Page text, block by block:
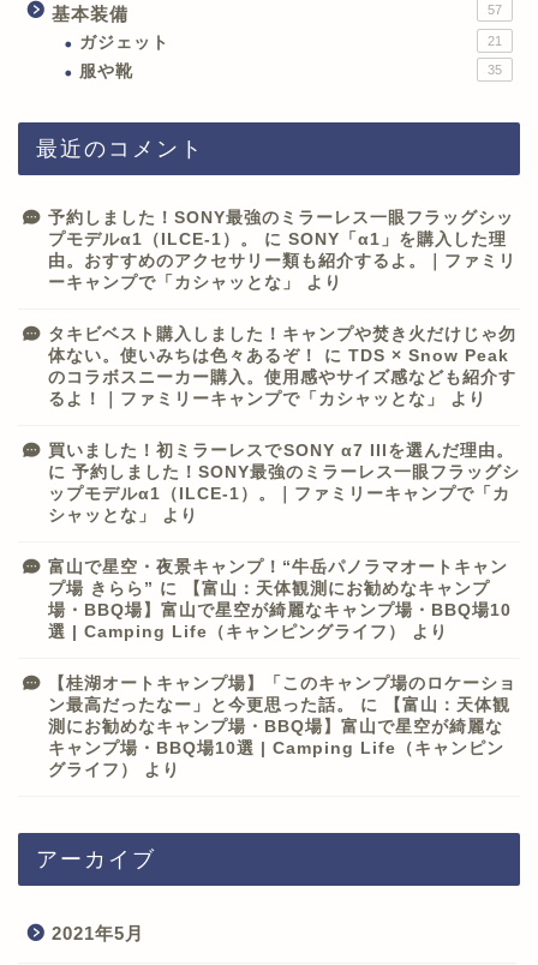
基本装備 57
ガジェット 21
服や靴 35
最近のコメント
予約しました！SONY最強のミラーレス一眼フラッグシッ
プモデルα1（ILCE-1）。
に SONY「α1」を購入した理
由。おすすめのアクセサリー類も紹介するよ。｜ファミリ
ーキャンプで「カシャッとな」
より
タキビベスト購入しました！キャンプや焚き火だけじゃ勿
体ない。使いみちは色々あるぞ！
に TDS × Snow Peak
のコラボスニーカー購入。使用感やサイズ感なども紹介す
るよ！｜ファミリーキャンプで「カシャッとな」
より
買いました！初ミラーレスでSONY α7 IIIを選んだ理由。
に 予約しました！SONY最強のミラーレス一眼フラッグシ
ップモデルα1（ILCE-1）。｜ファミリーキャンプで「カ
シャッとな」
より
富山で星空・夜景キャンプ！“牛岳パノラマオートキャン
プ場 きらら” に
【富山：天体観測にお勧めなキャンプ
場・BBQ場】富山で星空が綺麗なキャンプ場・BBQ場10
選 | Camping Life（キャンピングライフ）
より
【桂湖オートキャンプ場】「このキャンプ場のロケーショ
ン最高だったなー」と今更思った話。
に
【富山：天体観
測にお勧めなキャンプ場・BBQ場】富山で星空が綺麗な
キャンプ場・BBQ場10選 | Camping Life（キャンピン
グライフ）
より
アーカイブ
2021年5月